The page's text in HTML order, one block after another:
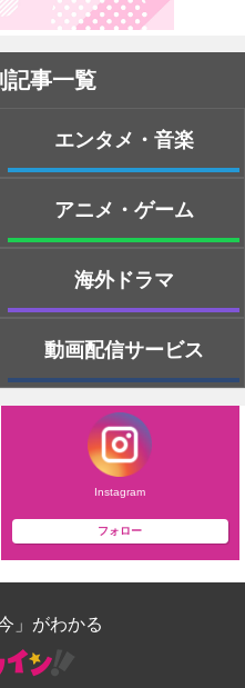
記事一覧
エンタメ・音楽
アニメ・ゲーム
海外ドラマ
動画配信サービス
Instagram
フォロー
」がわかる